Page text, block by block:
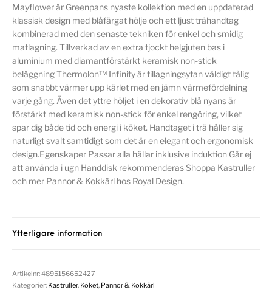
Mayflower är Greenpans nyaste kollektion med en uppdaterad
klassisk design med blåfärgat hölje och ett ljust trähandtag
kombinerad med den senaste tekniken för enkel och smidig
matlagning. Tillverkad av en extra tjockt helgjuten bas i
aluminium med diamantförstärkt keramisk non-stick
beläggning Thermolon™ Infinity är tillagningsytan väldigt tålig
som snabbt värmer upp kärlet med en jämn värmefördelning
varje gång. Även det yttre höljet i en dekorativ blå nyans är
förstärkt med keramisk non-stick för enkel rengöring, vilket
spar dig både tid och energi i köket. Handtaget i trä håller sig
naturligt svalt samtidigt som det är en elegant och ergonomisk
design.Egenskaper Passar alla hällar inklusive induktion Går ej
att använda i ugn Handdisk rekommenderas Shoppa Kastruller
och mer Pannor & Kokkärl hos Royal Design.
Ytterligare information
Artikelnr:4895156652427
Kategorier: Kastruller, Köket Pannor & Kokkärl